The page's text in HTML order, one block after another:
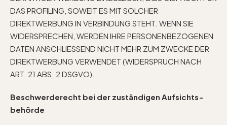
DAS PROFILING, SOWEIT ES MIT SOLCHER
DIREKTWERBUNG IN VERBINDUNG STEHT. WENN SIE
WIDERSPRECHEN, WERDEN IHRE PERSONENBEZOGENEN
DATEN ANSCHLIESSEND NICHT MEHR ZUM ZWECKE DER
DIREKTWERBUNG VERWENDET (WIDERSPRUCH NACH
ART. 21 ABS. 2 DSGVO).
Beschwerde­recht bei der zuständigen Aufsichts­
behörde